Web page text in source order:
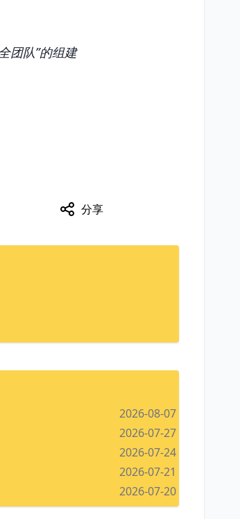
团队”的组建
分享
2026-08-07
2026-07-27
2026-07-24
2026-07-21
2026-07-20